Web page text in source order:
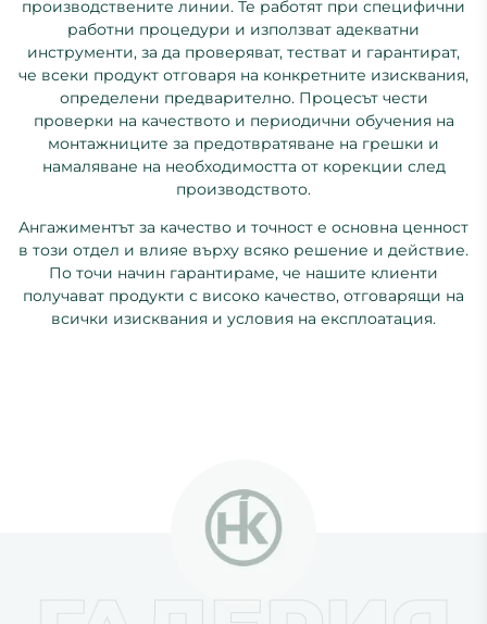
производствените линии. Те работят при специфични
работни процедури и използват адекватни
инструменти, за да проверяват, тестват и гарантират,
че всеки продукт отговаря на конкретните изисквания,
определени предварително. Процесът чести
проверки на качеството и периодични обучения на
монтажниците за предотвратяване на грешки и
намаляване на необходимостта от корекции след
производството.
Ангажиментът за качество и точност е основна ценност
в този отдел и влияе върху всяко решение и действие.
По точи начин гарантираме, че нашите клиенти
получават продукти с високо качество, отговарящи на
всички изисквания и условия на експлоатация.